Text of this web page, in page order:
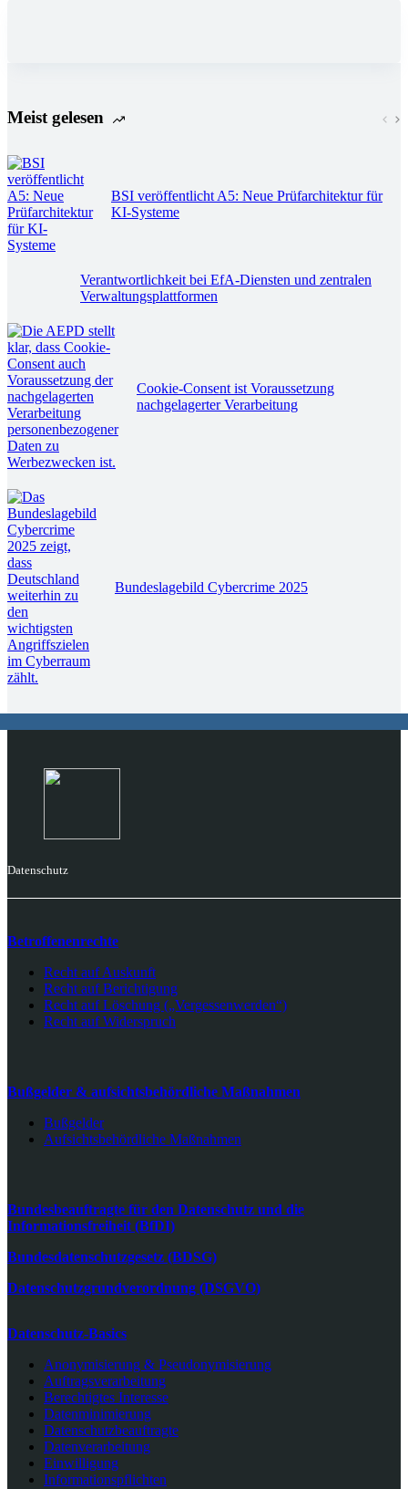
Meist gelesen
BSI veröffentlicht A5: Neue Prüfarchitektur für
KI-Systeme
Verantwortlichkeit bei EfA-Diensten und zentralen
Verwaltungsplattformen
Cookie-Consent ist Voraussetzung
nachgelagerter Verarbeitung
Bundeslagebild Cybercrime 2025
Datenschutz
Betroffenenrechte
Recht auf Auskunft
Recht auf Berichtigung
Recht auf Löschung („Vergessenwerden“)
Recht auf Widerspruch
Bußgelder & aufsichtsbehördliche Maßnahmen
Bußgelder
Aufsichtsbehördliche Maßnahmen
Bundesbeauftragte für den Datenschutz und die
Informationsfreiheit (BfDI)
Bundesdatenschutzgesetz (BDSG)
Datenschutzgrundverordnung (DSGVO)
Datenschutz-Basics
Anonymisierung & Pseudonymisierung
Auftragsverarbeitung
Berechtigtes Interesse
Datenminimierung
Datenschutzbeauftragte
Datenverarbeitung
Einwilligung
Informationspflichten